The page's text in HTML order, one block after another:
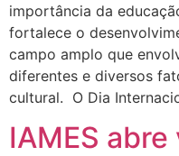
importância da
fortalece o
campo amplo que
diferentes e diversos
cultural. O Dia
IAMES